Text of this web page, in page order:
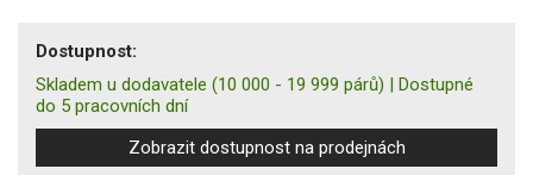
Dostupnost:
Skladem u dodavatele (10 000 - 19 999 párů) | Dostupné
do 5 pracovních dní
Zobrazit dostupnost na prodejnách